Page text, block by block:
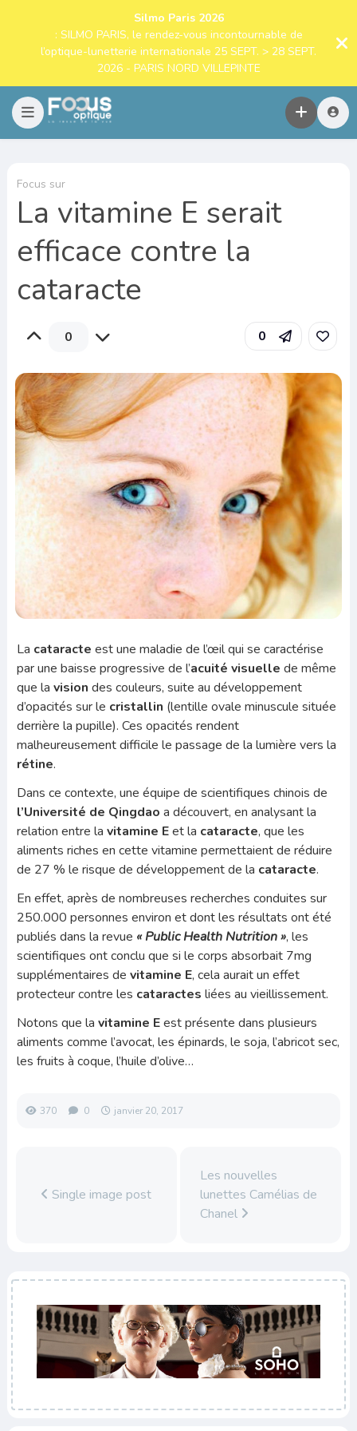
Silmo Paris 2026
: SILMO PARIS, le rendez-vous incontournable de
l’optique-lunetterie internationale 25 SEPT. > 28 SEPT.
2026 - PARIS NORD VILLEPINTE
Focus sur
La vitamine E serait
efficace contre la
cataracte
0 0
La cataracte est une maladie de l’œil qui se caractérise
par une baisse progressive de l’acuité visuelle de même
que la vision des couleurs, suite au développement
d’opacités sur le cristallin (lentille ovale minuscule située
derrière la pupille). Ces opacités rendent
malheureusement difficile le passage de la lumière vers la
rétine.
Dans ce contexte, une équipe de scientifiques chinois de
l’Université de Qingdao a découvert, en analysant la
relation entre la vitamine Eet la cataracte, que les
aliments riches en cette vitamine permettaient de réduire
de 27 % le risque de développement de la cataracte.
En effet, après de nombreuses recherches conduites sur
250.000 personnes environ et dont les résultats ont été
publiés dans la revue « Public Health Nutrition », les
scientifiques ont conclu que si le corps absorbait 7mg
supplémentaires de vitamine E, cela aurait un effet
protecteur contre les cataractes liées au vieillissement.
Notons que la vitamine Eest présente dans plusieurs
aliments comme l’avocat, les épinards, le soja, l’abricot sec,
les fruits à coque, l’huile d’olive…
370 0 janvier 20, 2017
Single image post
Les nouvelles
lunettes Camélias de
Chanel